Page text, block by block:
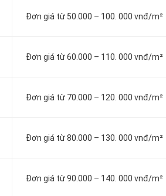
Đơn giá từ 50.000 – 100. 000 vnđ/m²
Đơn giá từ 60.000 – 110. 000 vnđ/m²
Đơn giá từ 70.000 – 120. 000 vnđ/m²
Đơn giá từ 80.000 – 130. 000 vnđ/m²
Đơn giá từ 90.000 – 140. 000 vnđ/m²